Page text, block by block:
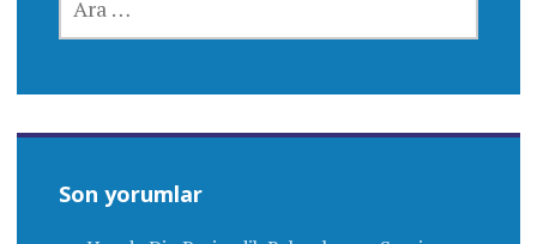
Son yorumlar